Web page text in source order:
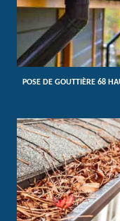
POSE DE GOUTTIÈRE 68